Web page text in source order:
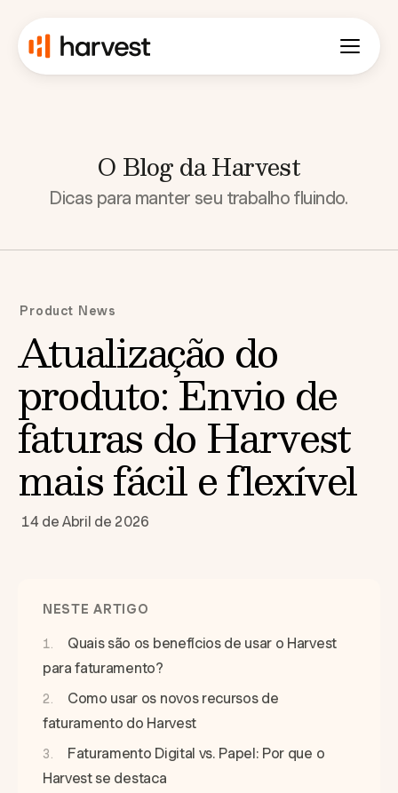
O Blog da Harvest
Dicas para manter seu trabalho fluindo.
Product News
Atualização do
produto: Envio de
faturas do Harvest
mais fácil e flexível
14 de Abril de 2026
NESTE ARTIGO
Quais são os benefícios de usar o Harvest
para faturamento?
Como usar os novos recursos de
faturamento do Harvest
Faturamento Digital vs. Papel: Por que o
Harvest se destaca